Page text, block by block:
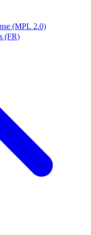
(MPL 2.0)
(FR)